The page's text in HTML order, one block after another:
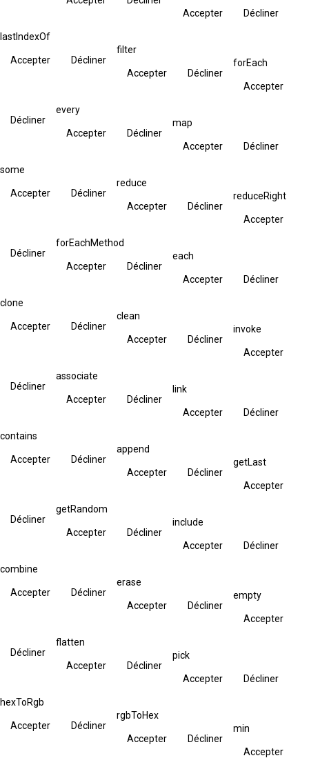
Accepter
Décliner
lastIndexOf
Accepter Décliner
filter
Accepter Décliner
forEach
Accepter
Décliner
every
Accepter Décliner
map
Accepter Décliner
some
Accepter Décliner
reduce
Accepter Décliner
reduceRight
Accepter
Décliner
forEachMethod
Accepter Décliner
each
Accepter Décliner
clone
Accepter Décliner
clean
Accepter Décliner
invoke
Accepter
Décliner
associate
Accepter Décliner
link
Accepter Décliner
contains
Accepter Décliner
append
Accepter Décliner
getLast
Accepter
Décliner
getRandom
Accepter Décliner
include
Accepter Décliner
combine
Accepter Décliner
erase
Accepter Décliner
empty
Accepter
Décliner
flatten
Accepter Décliner
pick
Accepter Décliner
hexToRgb
Accepter Décliner
rgbToHex
Accepter Décliner
min
Accepter